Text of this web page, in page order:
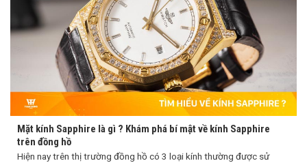
Mặt kính Sapphire là gì ? Khám phá bí mật về kính Sapphire
trên đồng hồ
Hiện nay trên thị trường đồng hồ có 3 loại kính thường được sử